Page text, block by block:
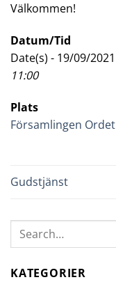
Välkommen!
Datum/Tid
Date(s) - 19/09/2021
11:00
Plats
Församlingen Ordet
Gudstjänst
KATEGORIER